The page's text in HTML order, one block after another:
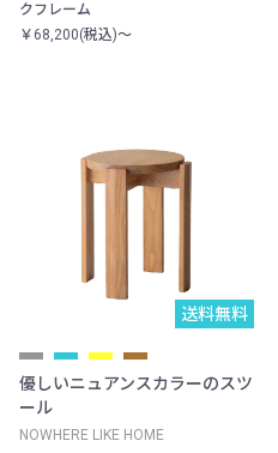
クフレーム
￥68,200(税込)～
送料無料
優しいニュアンスカラーのスツ
ール
NOWHERE LIKE HOME